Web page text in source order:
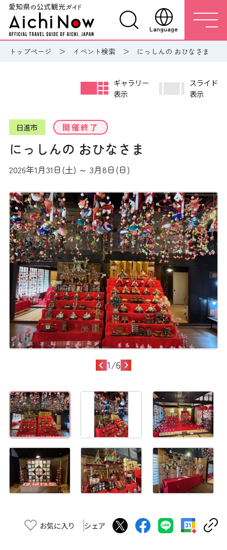
Language
トップページ イベント検索 にっしんの おひなさま
日進市 開催終了
にっしんの おひなさま
2026年1月31日(土) ～ 3月8日(日)
ギャラリー
表示
スライド
表示
1/6
お気に入り シェア